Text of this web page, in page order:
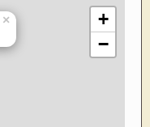
×
+
−